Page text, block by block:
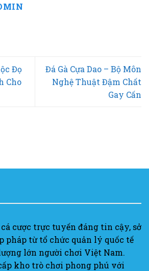
Đọ
Cho
Đá Gà Cựa Dao – Bộ Môn
Nghệ Thuật Đậm Chất
Gay Cấn
cược trực tuyến đáng tin cậy, sở
pháp từ tổ chức quản lý quốc tế
lớn người chơi Việt Nam.
kho trò chơi phong phú với